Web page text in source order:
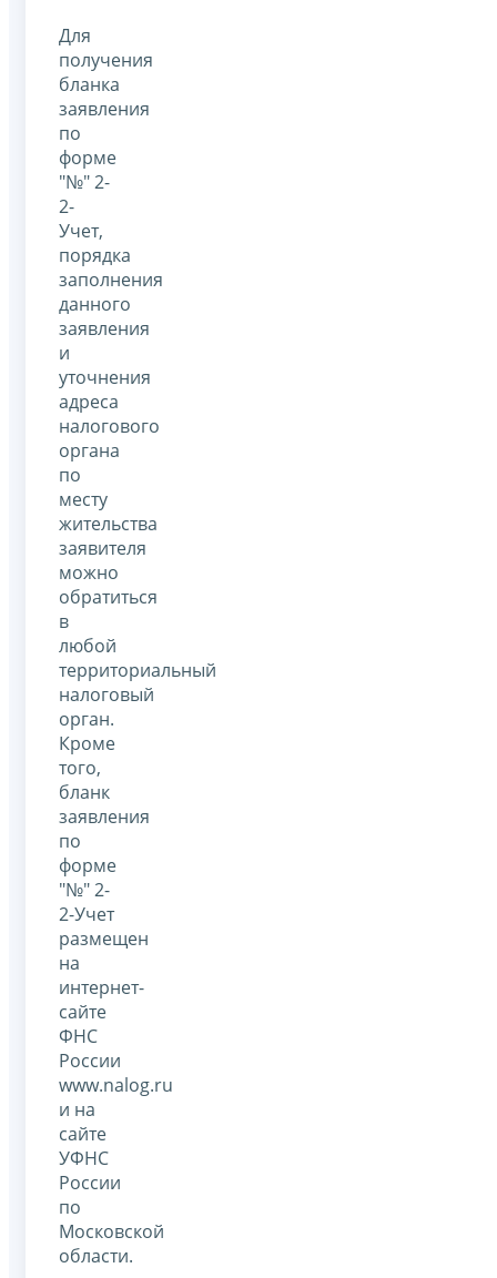
Для
получения
бланка
заявления
по
форме
"№" 2-
2-
Учет,
порядка
заполнения
данного
заявления
и
уточнения
адреса
налогового
органа
по
месту
жительства
заявителя
можно
обратиться
в
любой
территориальный
налоговый
орган.
Кроме
того,
бланк
заявления
по
форме
"№" 2-
2-Учет
размещен
на
интернет-
сайте
ФНС
России
www.nalog.ru
и на
сайте
УФНС
России
по
Московской
области.